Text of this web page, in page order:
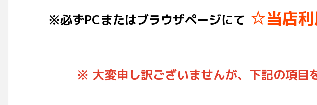
※必ずPCまたはブラウザページにて ☆当店利
※ 大変申し訳ございませんが、下記の項